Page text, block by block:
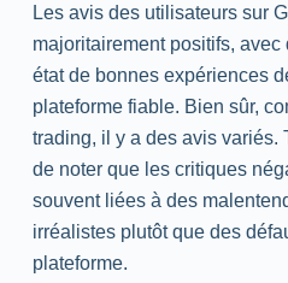
Les avis des utilisateurs sur
majoritairement positifs,
état de bonnes expériences
plateforme fiable. Bien sûr,
trading, il y a des avis variés.
de noter que les critiques
souvent liées à des
irréalistes plutôt que des
plateforme.